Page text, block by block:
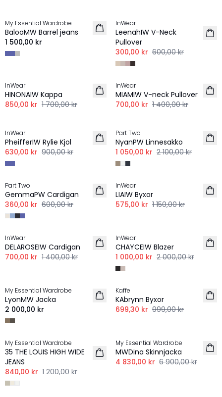
NYHET
My Essential Wardrobe
BalooMW Barrel jeans
1 500,00 kr
InWear
LeenahIW V-Neck
Pullover
300,00 kr 600,00 kr
InWear
HINONAIW Kappa
850,00 kr 1 700,00 kr
LINNE
-50%
InWear
MIAMIW V-neck Pullover
700,00 kr 1 400,00 kr
InWear
PheifferIW Rylie Kjol
630,00 kr 900,00 kr
LINNE
Part Two
NyanPW Linnesakko
1 050,00 kr 2 100,00 kr
-40%
Part Two
GemmaPW Cardigan
360,00 kr 600,00 kr
-50%
InWear
LIAIW Byxor
575,00 kr 1 150,00 kr
-50%
InWear
DELAROSEIW Cardigan
700,00 kr 1 400,00 kr
InWear
CHAYCEIW Blazer
1 000,00 kr 2 000,00 kr
My Essential Wardrobe
LyonMW Jacka
2 000,00 kr
-30%
Kaffe
KAbrynn Byxor
699,30 kr 999,00 kr
-30%
My Essential Wardrobe
35 THE LOUIS HIGH WIDE
JEANS
840,00 kr 1 200,00 kr
My Essential Wardrobe
MWDina Skinnjacka
4 830,00 kr 6 900,00 kr
-30%